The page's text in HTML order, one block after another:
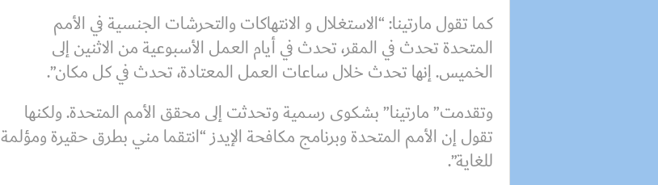
كما تقول مارتينا: “الاستغلال و الانتهاكات والتحرشات الجنسية في الأمم
المتحدة تحدث في المقر، تحدث في أيام العمل الأسبوعية من الاثنين إلى
الخميس. إنها تحدث خلال ساعات العمل المعتادة، تحدث في كل مكان”.
وتقدمت” مارتينا” بشكوى رسمية وتحدثت إلى محقق الأمم المتحدة. ولكنها
تقول إن الأمم المتحدة وبرنامج مكافحة الإيدز “انتقما مني بطرق حقيرة ومؤلمة
للغاية”.